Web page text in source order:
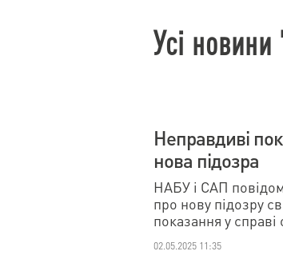
Усі
Неправдиві
нова підозра
НАБУ і САП
про нову підозру
показання у
02.05.2025 11:35